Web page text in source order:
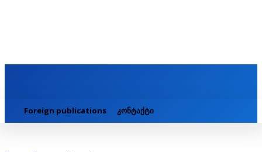
Foreign publications კონტაქტი